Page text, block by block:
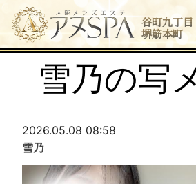
谷町九丁目
堺筋本町
雪乃の写
2026.05.08 08:58
雪乃